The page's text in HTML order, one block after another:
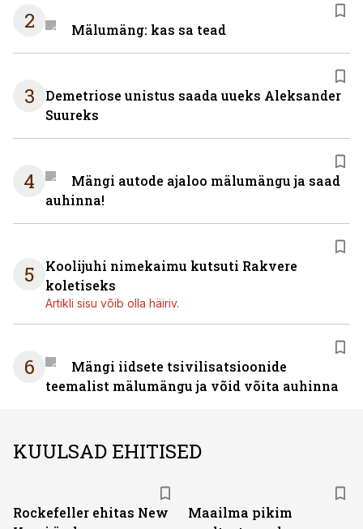
2 Mälumäng: kas sa tead
3
Demetriose unistus saada uueks Aleksander
Suureks
4
Mängi autode ajaloo mälumängu ja saad
auhinna!
5
Koolijuhi nimekaimu kutsuti Rakvere
koletiseks
Artikli sisu võib olla häiriv.
6
Mängi iidsete tsivilisatsioonide
teemalist mälumängu ja võid võita auhinna
KUULSAD EHITISED
Rockefeller ehitas New
Maailma pikim